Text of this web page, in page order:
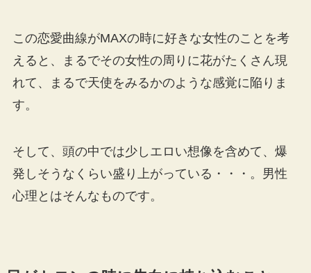
この恋愛曲線がMAXの時に好きな女性のことを考
えると、まるでその女性の周りに花がたくさん現
れて、まるで天使をみるかのような感覚に陥りま
す。
そして、頭の中では少しエロい想像を含めて、爆
発しそうなくらい盛り上がっている・・・。男性
心理とはそんなものです。